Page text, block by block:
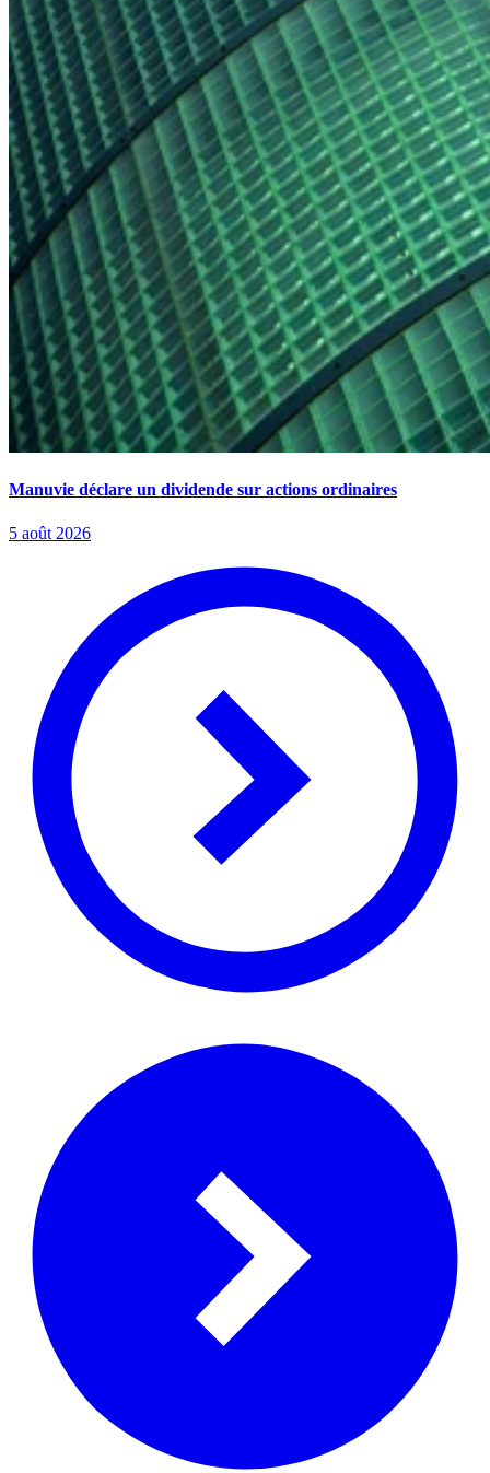
Manuvie déclare un dividende sur actions ordinaires
5 août 2026